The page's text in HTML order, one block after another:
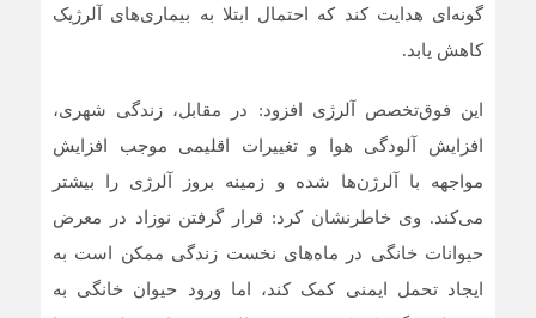
گونه‌ای هدایت کند که احتمال ابتلا به بیماری‌های آلرژیک
کاهش یابد.
این فوق‌تخصص آلرژی افزود: در مقابل، زندگی شهری،
افزایش آلودگی هوا و تغییرات اقلیمی موجب افزایش
مواجهه با آلرژن‌ها شده و زمینه بروز آلرژی را بیشتر
می‌کند. وی خاطرنشان کرد: قرار گرفتن نوزاد در معرض
حیوانات خانگی در ماه‌های نخست زندگی ممکن است به
ایجاد تحمل ایمنی کمک کند، اما ورود حیوان خانگی به